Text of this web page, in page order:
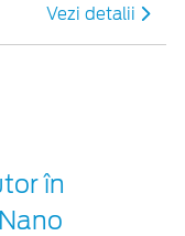
Vezi detalii
în